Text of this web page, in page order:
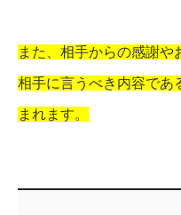
また、相手からの感謝や
相手に言うべき内容であ
まれます。